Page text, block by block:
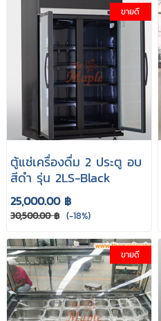
ขายดี
ตู้แช่เครื่องดื่ม 2 ประตู อบ
สีดำ รุ่น 2LS-Black
25,000.00 ฿
30,500.00 ฿ (-18%)
ขายดี